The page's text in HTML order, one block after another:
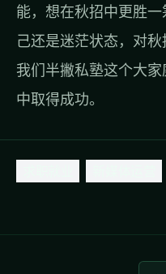
能，想在秋招中更胜
己还是迷茫状态，对
我们半撇私塾这个大家
中取得成功。